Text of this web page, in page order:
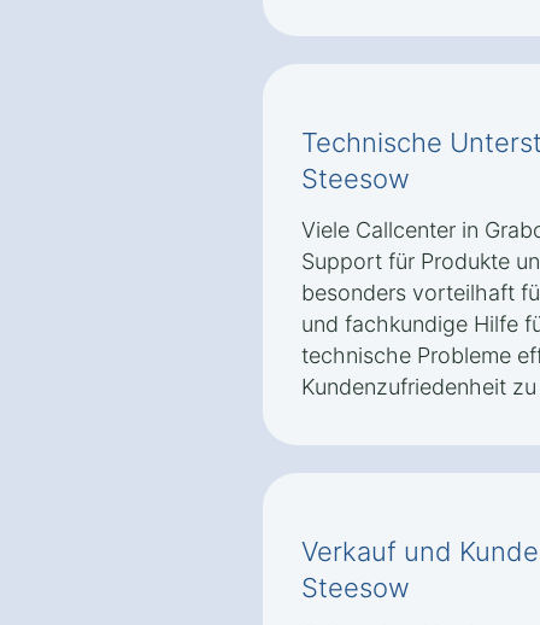
Technische
Steesow
Viele Callcenter in
Support für Produkte
besonders vorteilhaft
und fachkundige Hilfe
technische Probleme
Kundenzufriedenheit
Verkauf und
Steesow